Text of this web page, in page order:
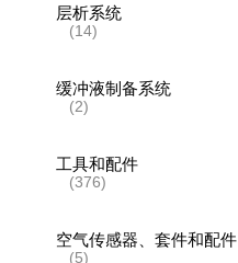
层析系统
(14)
缓冲液制备系统
(2)
工具和配件
(376)
空气传感器、套件和配件
(5)